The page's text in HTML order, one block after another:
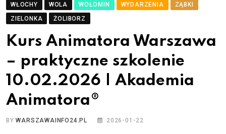
WŁOCHY
WOLA WOŁOMIN WYDARZENIA
ZĄBKI
ZIELONKA
ŻOLIBORZ
Kurs Animatora Warszawa
– praktyczne szkolenie
10.02.2026 | Akademia
Animatora®
BYWARSZAWAINFO24.PL 2026-01-22